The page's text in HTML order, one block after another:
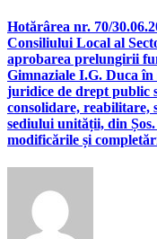
Hotărârea nr. 70/
Consiliului Local al
aprobarea prelungirii
Gimnaziale I.G. Duca
juridice de drept public
consolidare, reabilitare,
sediului unității, din
modificările și